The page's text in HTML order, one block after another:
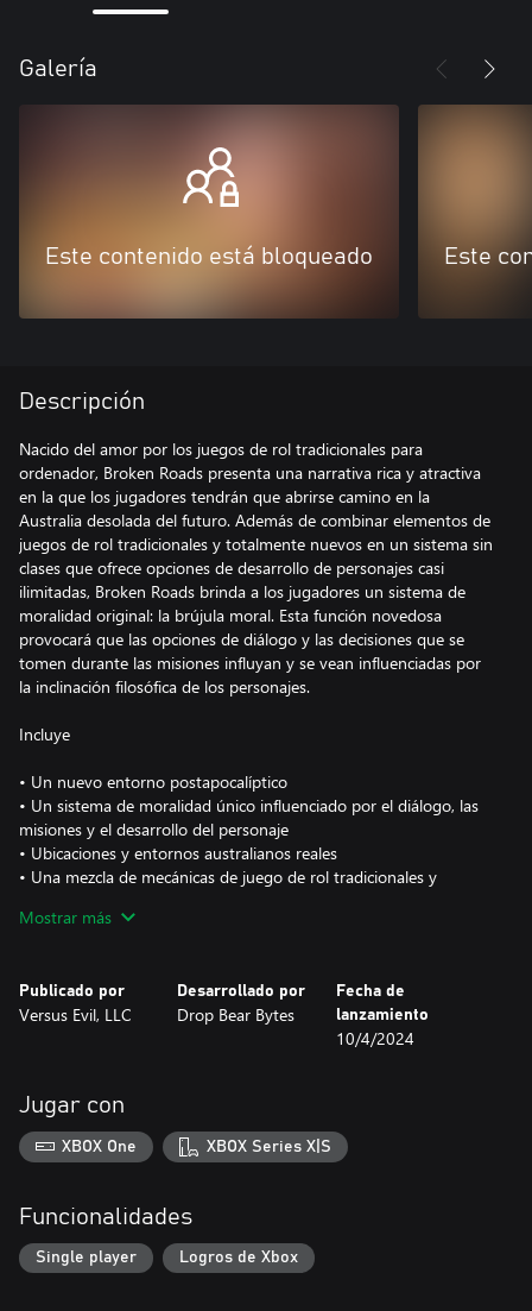
Galería
Este contenido está bloqueado Este
Descripción
Nacido del amor por los juegos de rol tradicionales para
ordenador, Broken Roads presenta una narrativa rica y atractiva
en la que los jugadores tendrán que abrirse camino en la
Australia desolada del futuro. Además de combinar elementos de
juegos de rol tradicionales y totalmente nuevos en un sistema sin
clases que ofrece opciones de desarrollo de personajes casi
ilimitadas, Broken Roads brinda a los jugadores un sistema de
moralidad original: la brújula moral. Esta función novedosa
provocará que las opciones de diálogo y las decisiones que se
tomen durante las misiones influyan y se vean influenciadas por
la inclinación filosófica de los personajes.
Incluye
• Un nuevo entorno postapocalíptico
• Un sistema de moralidad único influenciado por el diálogo, las
misiones y el desarrollo del personaje
• Ubicaciones y entornos australianos reales
• Una mezcla de mecánicas de juego de rol tradicionales y
• Hasta 5 miembros en un mismo grupo
• Un mundo rico en contenido y creado con todo lujo de detalle
Mostrar más
Publicado por
Versus Evil, LLC
Desarrollado por
Drop Bear Bytes
Fecha de
lanzamiento
10/4/2024
Jugar con
XBOX One XBOX Series X|S
Funcionalidades
Single player Logros de Xbox